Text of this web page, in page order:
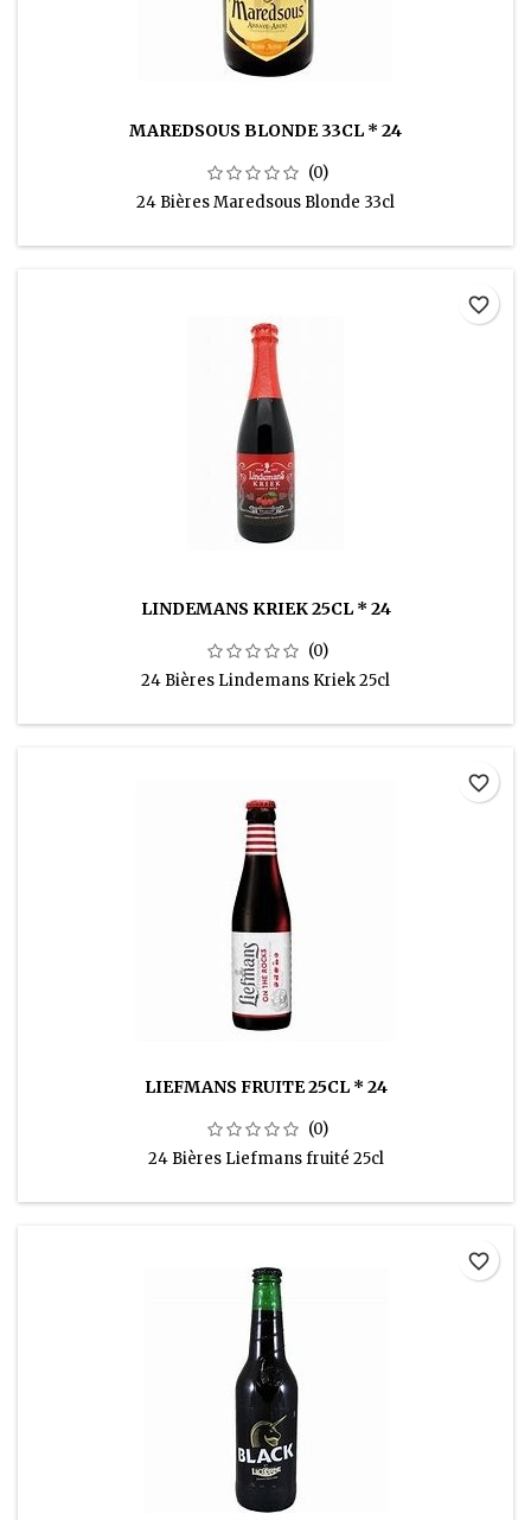
MAREDSOUS BLONDE 33CL * 24
(0)
24 Bières Maredsous Blonde 33cl
LINDEMANS KRIEK 25CL * 24
(0)
24 Bières Lindemans Kriek 25cl
favorite_border
LIEFMANS FRUITE 25CL * 24
(0)
24 Bières Liefmans fruité 25cl
favorite_border
favorite_border